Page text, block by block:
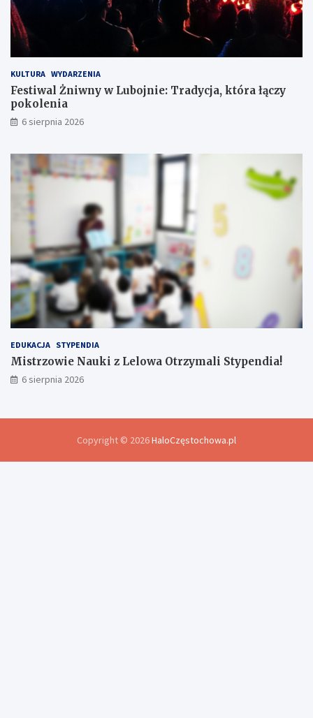
j
u
ż
r
ó
t
c
e
z
e
ń
w
o
KULTURA WYDARZENIA
Festiwal Żniwny w Lubojnie: Tradycja, która łączy
pokolenia
6 sierpnia 2026
EDUKACJA STYPENDIA
Mistrzowie Nauki z Lelowa Otrzymali Stypendia!
6 sierpnia 2026
Copyright © 2026HaloCzęstochowa.pl